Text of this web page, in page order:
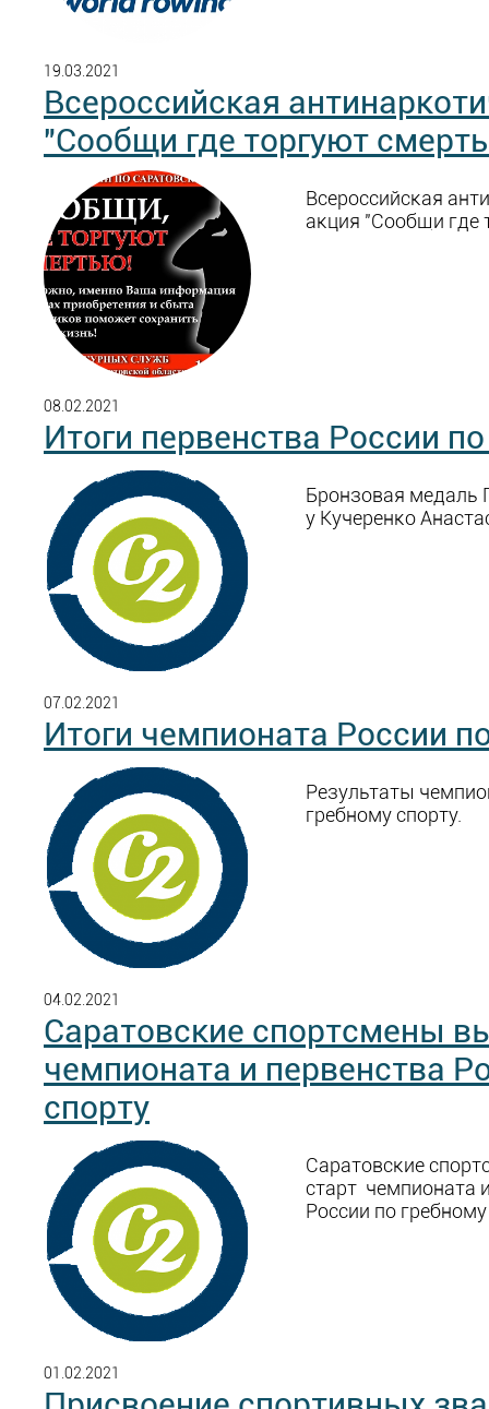
19.03.2021
Всероссийская
"Сообщи где торгуют
Всероссийская
акция "Сообщи где
08.02.2021
Итоги первенства России
Бронзовая медаль
у Кучеренко
07.02.2021
Итоги чемпионата России
Результаты
гребному спорту.
04.02.2021
Саратовские спортсмены
чемпионата и первенства
спорту
Саратовские
старт чемпионата
России по
01.02.2021